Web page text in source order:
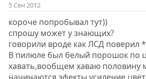
м
ы
л
5 Сен 2012
короче попробывал тут))
спрошу может у знающих?
говорили вроде как ЛСД поверил
В пилюле был белый порошок по
хавать,вообщем хаваю половину